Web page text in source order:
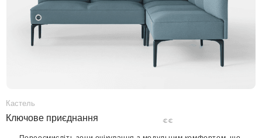
Кастель
Ключове приєднання €€